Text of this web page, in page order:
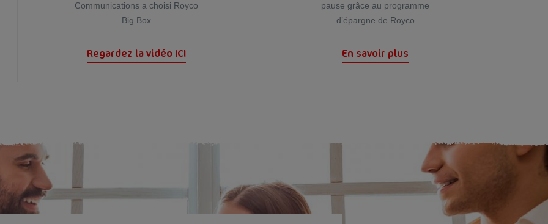
Communications a choisi Royco
Big Box
Regardez la vidéo ICI
pause grâce au programme
d’épargne de Royco
En savoir plus